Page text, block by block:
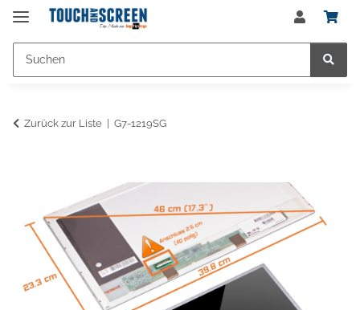
Zurück zur Liste G7-1219SG